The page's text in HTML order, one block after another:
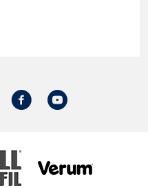
Facebook
Youtube
Norrländska
Fjällfil